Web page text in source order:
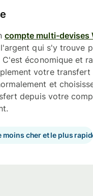
compte multi-devises
qui s'y trouve
économique et
votre transfert
et
depuis votre
moins cher et le plus